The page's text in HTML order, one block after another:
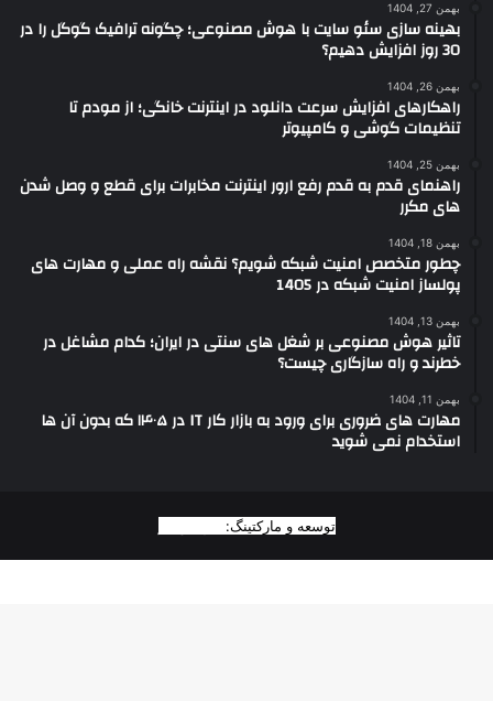
بهمن 27, 1404
بهینه سازی سئو سایت با هوش مصنوعی؛ چگونه ترافیک گوگل را در
30 روز افزایش دهیم؟
بهمن 26, 1404
راهکارهای افزایش سرعت دانلود در اینترنت خانگی؛ از مودم تا
تنظیمات گوشی و کامپیوتر
بهمن 25, 1404
راهنمای قدم به قدم رفع ارور اینترنت مخابرات برای قطع و وصل شدن
های مکرر
بهمن 18, 1404
چطور متخصص امنیت شبکه شویم؟ نقشه راه عملی و مهارت های
پولساز امنیت شبکه در 1405
بهمن 13, 1404
تاثیر هوش مصنوعی بر شغل های سنتی در ایران؛ کدام مشاغل در
خطرند و راه سازگاری چیست؟
بهمن 11, 1404
مهارت های ضروری برای ورود به بازار کار IT در ۱۴۰۵ که بدون آن ها
استخدام نمی شوید
توسعه و مارکتینگ: